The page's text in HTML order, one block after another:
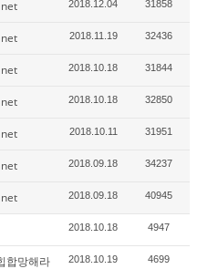
2018.12.04 31858
2018.11.19 32436
2018.10.18 31844
2018.10.18 32850
2018.10.11 31951
2018.09.18 34237
2018.09.18 40945
2018.10.18 4947
합망해라 2018.10.19 4699